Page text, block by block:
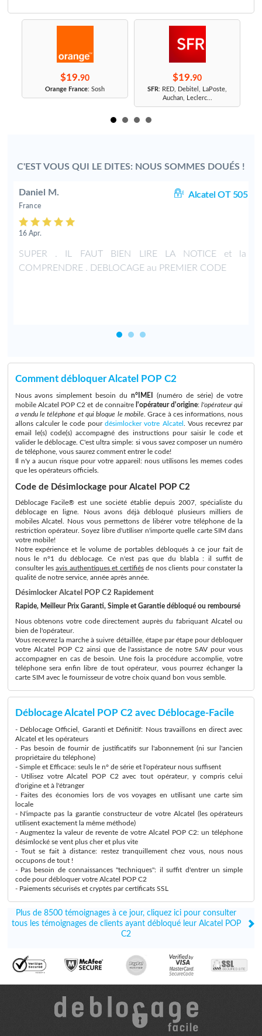
$19.90
Orange France: Sosh
$19.90
SFR: RED, Debitel, LaPoste,
Auchan, Leclerc...
C'EST VOUS QUI LE DITES: NOUS SOMMES DOUÉS !
Daniel M. Alcatel OT 505
France
16 Apr.
SUPER . IL FAUT BIEN LIRE LA NOTICE et la
COMPRENDRE . DEBLOCAGE au PREMIER CODE
Comment débloquer Alcatel POP C2
Nous avons simplement besoin du n°IMEI
(numéro de série) de votre
mobile Alcatel POP C2 et de connaitre l'opérateur d'origine:l'opérateur qui
a vendu le téléphone et qui bloque le mobile. Grace à ces informations, nous
allons calculer le code pour désimlocker votre Alcatel
. Vous recevrez par
email le(s) code(s) accompagné des instructions pour saisir le code et
valider le déblocage. C'est ultra simple: si vous savez composer un numéro
de téléphone, vous saurez comment entrer le code!
Il n'y a aucun risque pour votre appareil: nous utilisons les memes codes
que les opérateurs officiels.
Code de Désimlockage pour Alcatel POP C2
Déblocage Facile® est une société établie depuis 2007, spécialiste du
déblocage en ligne. Nous avons déjà débloqué plusieurs milliers de
mobiles Alcatel. Nous vous permettons de libérer votre téléphone de la
restriction opérateur. Soyez libre d'utiliser n'importe quelle carte SIM dans
votre mobile!
Notre expérience et le volume de portables débloqués à ce jour fait de
nous le n°1 du déblocage. Ce n'est pas que du blabla : il suffit de
consulter lesavis authentiques et certifiésde nos clients pour constater la
qualité de notre service, année après année.
Désimlocker Alcatel POP C2 Rapidement
Rapide, Meilleur Prix Garanti, Simple et Garantie débloqué ou remboursé
Nous obtenons votre code directement auprès du fabriquant Alcatel ou
bien de l'opérateur.
Vous recevrez la marche à suivre détaillée, étape par étape pour débloquer
votre Alcatel POP C2 ainsi que de l'assistance de notre SAV pour vous
accompagner en cas de besoin. Une fois la procédure accomplie, votre
téléphone sera enfin libre de tout opérateur, vous pourrez échanger la
carte SIM avec le fournisseur de votre choix quand bon vous semble.
Déblocage Alcatel POP C2 avec Déblocage-Facile
- Déblocage Officiel, Garanti et Définitif: Nous travaillons en direct avec
Alcatel et les opérateurs
- Pas besoin de fournir de justificatifs sur l'abonnement (ni sur l'ancien
propriétaire du téléphone)
- Simple et Efficace: seuls le n° de série et l'opérateur nous suffisent
- Utilisez votre Alcatel POP C2 avec tout opérateur, y compris celui
d'origine et à l'étranger
- Faites des économies lors de vos voyages en utilisant une carte sim
locale
- N'impacte pas la garantie constructeur de votre Alcatel (les opérateurs
utilisent exactement la même méthode)
- Augmentez la valeur de revente de votre Alcatel POP C2: un téléphone
désimlocké se vent plus cher et plus vite
- Tout se fait à distance: restez tranquillement chez vous, nous nous
occupons de tout !
- Pas besoin de connaissances "techniques": il suffit d'entrer un simple
code pour débloquer votre Alcatel POP C2
- Paiements sécurisés et cryptés par certificats SSL
Plus de 8500 témoignages à ce jour, cliquez ici pour consulter
tous les témoignages de clients ayant débloqué leur Alcatel POP
C2